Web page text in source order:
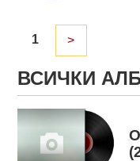
1 >
ВСИЧКИ